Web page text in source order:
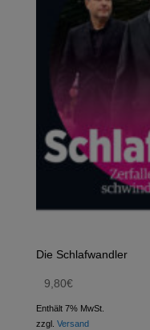
Die Schlafwandler
9,80€
Enthält 7% MwSt.
zzgl. Versand